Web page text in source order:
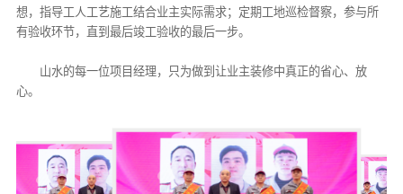
想，指导工人工艺施工结合业主实际需求；定期工地巡检督察，参与所
有验收环节，直到最后竣工验收的最后一步。
山水的每一位项目经理，只为做到让业主装修中真正的省心、放
心。